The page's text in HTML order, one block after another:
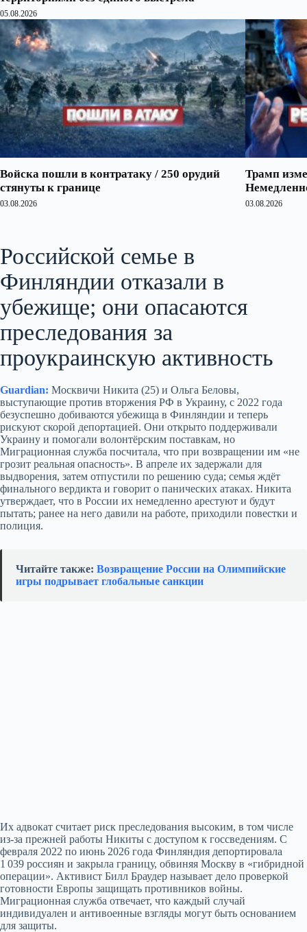
05.08.2026
Войска пошли в контратаку / 250 орудий
стянуты к границе
03.08.2026
Трамп
03.08.2026
Российской семье в
Финляндии отказали в
убежище; они опасаются
преследования за
проукраинскую активность
Guardian: Москвичи Никита (25) и Ольга Беловы,
выступающие против вторжения РФ в Украину, с 2022 года
безуспешно добиваются убежища в Финляндии и теперь
рискуют скорой депортацией. Они открыто поддерживали
Украину и помогали волонтёрским поставкам, но
Миграционная служба посчитала, что при возвращении им «не
грозит реальная опасность». В апреле их задержали для
выдворения, затем отпустили по решению суда; семья ждёт
финального вердикта и говорит о панических атаках. Никита
утверждает, что в России их немедленно арестуют и будут
пытать; ранее на него давили на работе, приходили повестки и
полиция.
Читайте также: Возвращение России на Олимпийские
игры подрывает глобальные санкции
Их адвокат считает риск преследования высоким, в том числе
из‑за прежней работы Никиты с доступом к госсведениям. С
февраля 2022 по июнь 2026 года Финляндия депортировала
1 039 россиян и закрыла границу, обвиняя Москву в «гибридной
операции». Активист Билл Браудер называет дело проверкой
готовности Европы защищать противников войны.
Миграционная служба отвечает, что каждый случай
индивидуален и антивоенные взгляды могут быть основанием
для защиты.